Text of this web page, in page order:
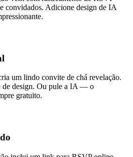
convidados. Adicione design de IA
um lindo convite de chá revelação.
de design. Ou pule a IA — o
gratuito.